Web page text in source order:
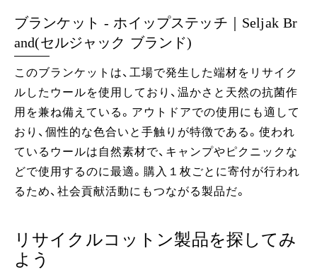
ブランケット - ホイップステッチ｜Seljak Br
and(セルジャック ブランド)
このブランケットは、工場で発生した端材をリサイク
ルしたウールを使用しており、温かさと天然の抗菌作
用を兼ね備えている。アウトドアでの使用にも適して
おり、個性的な色合いと手触りが特徴である。使われ
ているウールは自然素材で、キャンプやピクニックな
どで使用するのに最適。購入１枚ごとに寄付が行われ
るため、社会貢献活動にもつながる製品だ。
リサイクルコットン製品を探してみ
よう